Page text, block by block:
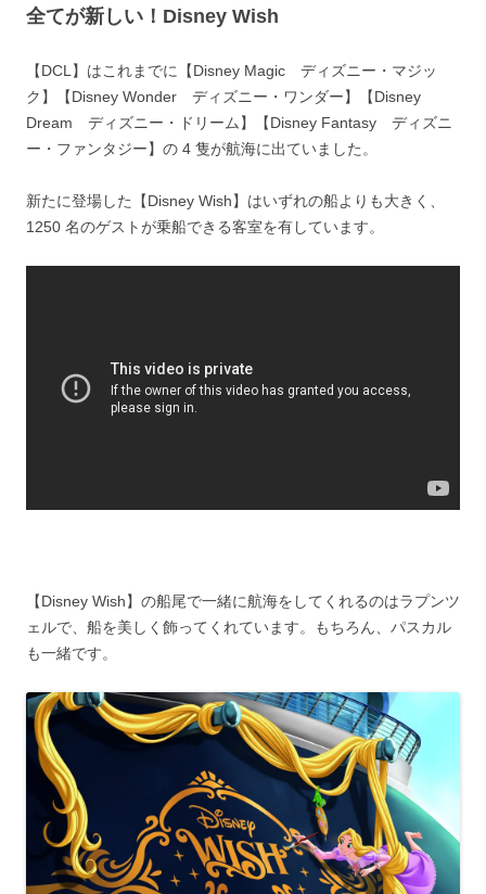
全てが新しい！Disney Wish
【DCL】はこれまでに【Disney Magic ディズニー・マジッ
ク】【Disney Wonder ディズニー・ワンダー】【Disney
Dream ディズニー・ドリーム】【Disney Fantasy ディズニ
ー・ファンタジー】の 4 隻が航海に出ていました。
新たに登場した【Disney Wish】はいずれの船よりも大きく、
1250 名のゲストが乗船できる客室を有しています。
【Disney Wish】の船尾で一緒に航海をしてくれるのはラプンツ
ェルで、船を美しく飾ってくれています。もちろん、パスカル
も一緒です。